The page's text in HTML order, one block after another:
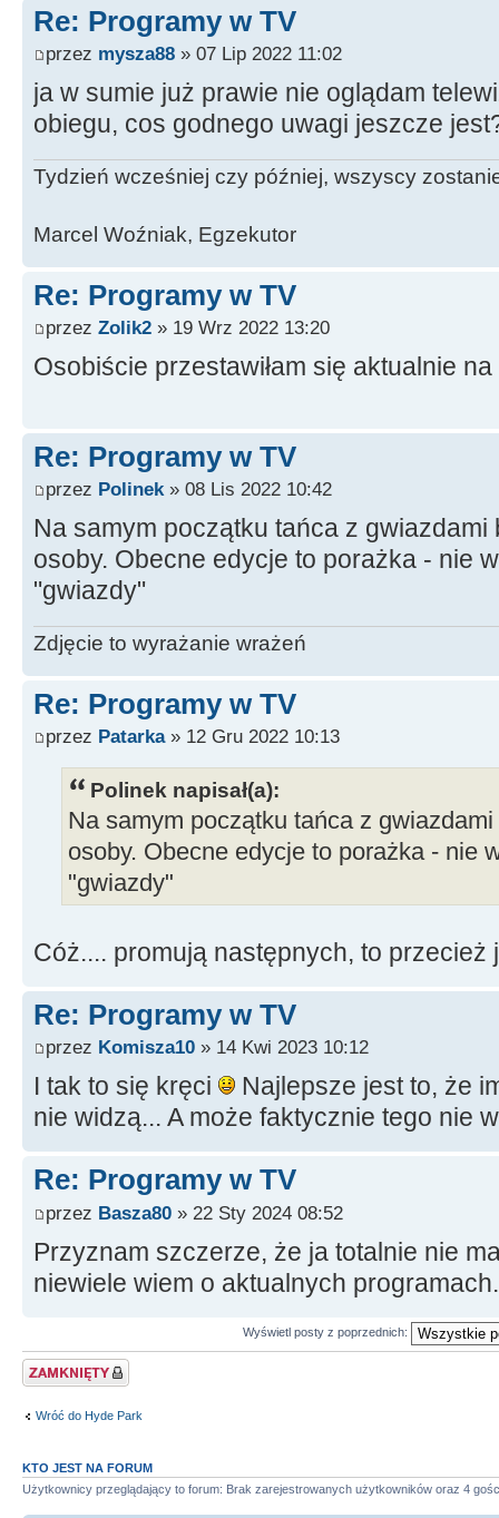
Re: Programy w TV
przez mysza88 » 07 Lip 2022 11:02
ja w sumie już prawie nie oglądam
obiegu, cos godnego uwagi jeszcze
Tydzień wcześniej czy później, wszyscy
Marcel Woźniak, Egzekutor
Re: Programy w TV
przez Zolik2 » 19 Wrz 2022 13:20
Osobiście przestawiłam się aktualnie
Re: Programy w TV
przez Polinek» 08 Lis 2022 10:42
Na samym początku tańca z
osoby. Obecne edycje to porażka - nie
"gwiazdy"
Zdjęcie to wyrażanie wrażeń
Re: Programy w TV
przez Patarka» 12 Gru 2022 10:13
Polinek napisał(a):
Na samym początku tańca z
osoby. Obecne edycje to porażka - nie
"gwiazdy"
Cóż.... promują następnych, to
Re: Programy w TV
przez Komisza10 » 14 Kwi 2023 10:12
I tak to się kręci
Najlepsze jest to, że
nie widzą... A może faktycznie tego nie
Re: Programy w TV
przez Basza80 » 22 Sty 2024 08:52
Przyznam szczerze, że ja totalnie nie
niewiele wiem o aktualnych programach.
Wyświetl posty z poprzednich:
Zablokowany temat
Wróć do Hyde Park
KTO JEST NA FORUM
Użytkownicy przeglądający to forum: Brak zarejestrowanych użytkowników oraz 4